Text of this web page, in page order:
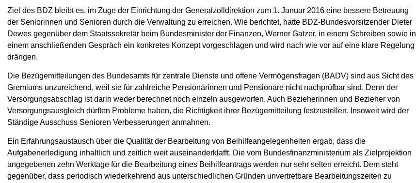
Ziel des BDZ bleibt es, im Zuge der Einrichtung der Generalzolldirektion zum 1. Januar 2016 eine bessere Betreuung
der Seniorinnen und Senioren durch die Verwaltung zu erreichen. Wie berichtet, hatte BDZ-Bundesvorsitzender Dieter
Dewes gegenüber dem Staatssekretär beim Bundesminister der Finanzen, Werner Gatzer, in einem Schreiben sowie in
einem anschließenden Gespräch ein konkretes Konzept vorgeschlagen und wird nach wie vor auf eine klare Regelung
drängen.
Die Bezügemitteilungen des Bundesamts für zentrale Dienste und offene Vermögensfragen (BADV) sind aus Sicht des
Gremiums unzureichend, weil sie für zahlreiche Pensionärinnen und Pensionäre nicht nachprüfbar sind. Denn der
Versorgungsabschlag ist darin weder berechnet noch einzeln ausgeworfen. Auch Bezieherinnen und Bezieher von
Versorgungsausgleich dürften Probleme haben, die Richtigkeit ihrer Bezügemitteilung festzustellen. Insoweit wird der
Ständige Ausschuss Senioren Verbesserungen anmahnen.
Ein Erfahrungsaustausch über die Qualität der Bearbeitung von Beihilfeangelegenheiten ergab, dass die
Aufgabenerledigung inhaltlich und zeitlich weit auseinanderklafft. Die vom Bundesfinanzministerium als Zielprojektion
angegebenen zehn Werktage für die Bearbeitung eines Beihilfeantrags werden nur sehr selten erreicht. Dem steht
gegenüber, dass periodisch wiederkehrend aus unterschiedlichen Gründen unvertretbare Bearbeitungszeiten zu